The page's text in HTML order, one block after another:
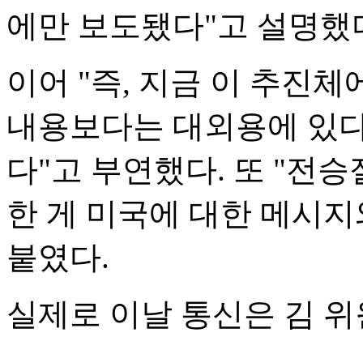
에만 보도됐다"고 설명했
이어 "즉, 지금 이 추진체
내용보다는 대외용에 있
다"고 부연했다. 또 "전
한 게 미국에 대한 메시
붙였다.
실제로 이날 통신은 김